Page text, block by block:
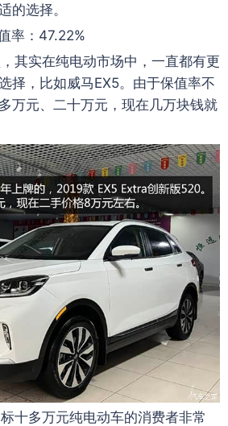
的选择。
率：47.22%
其实在纯电动市场中，一直都有更
择，比如威马EX5。由于保值率不
万元、二十万元，现在几万块钱就
十多万元纯电动车的消费者非常